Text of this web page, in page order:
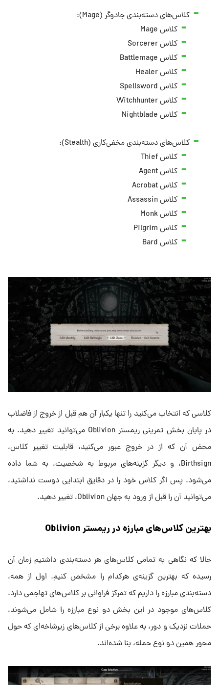
کلاس‌های دسته‌بندی جادوگر (Mage):
کلاس Mage
کلاس Sorcerer
کلاس Battlemage
کلاس Healer
کلاس Spellsword
کلاس Witchhunter
کلاس Nightblade
کلاس‌های دسته‌بندی مخفی‌کاری (Stealth):
کلاس Thief
کلاس Agent
کلاس Acrobat
کلاس Assassin
کلاس Monk
کلاس Pilgrim
کلاس Bard
کلاسی که انتخاب می‌کنید را تنها یکبار آن هم قبل از خروج از فاضلاب
در پایان بخش تمرینی ریمستر Oblivion می‌توانید تغییر دهید. به
محض آن که از در خروج عبور می‌کنید، قابلیت تغییر کلاس،
Birthsign، و دیگر گزینه‌های مربوط به شخصیت، به شما داده
می‌شود. پس اگر کلاس خود را در دقایق ابتدایی دوست نداشتید،
می‌توانید آن را قبل از ورود به جهان Oblivion، تغییر دهید.
بهترین کلاس‌های مبارزه در ریمستر Oblivion
حالا که نگاهی به تمامی کلاس‌های هر دسته‌بندی داشتیم زمان آن
رسیده که بهترین گزینه‌ی هرکدام را مشخص کنیم. اول از همه،
دسته‌بندی مبارزه را داریم که تمرکز فراوانی بر کلاس‌های تهاجمی دارد.
کلاس‌های موجود در این بخش دو نوع مبارزه را شامل می‌شوند،
حملات نزدیک و دور، به علاوه برخی از کلاس‌های زیرشاخه‌ای که حول
محور همین دو نوع حمله، بنا شده‌اند.